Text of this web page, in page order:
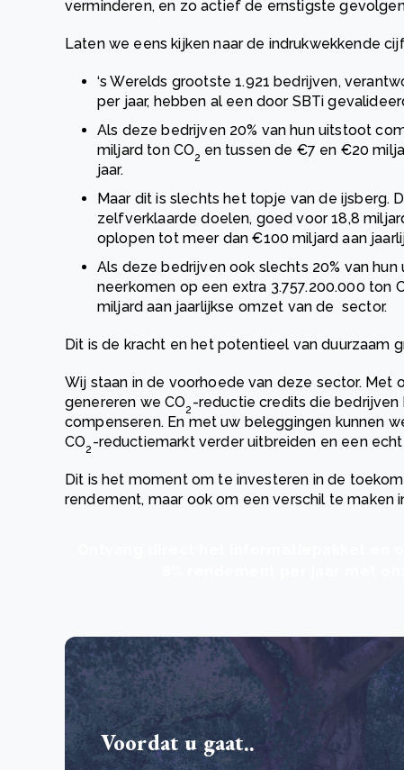
verminderen, en zo actief de ernstigste
Laten we eens kijken naar de indrukwekkende
‘s Werelds grootste 1.921 bedrijven,
per jaar, hebben al een door SBTi
Als deze bedrijven 20% van hun uitstoot
miljard ton CO2 en tussen de €7 en €20
jaar.
Maar dit is slechts het topje van de ijsberg.
zelfverklaarde doelen, goed voor 18,8
oplopen tot meer dan €100 miljard aan
Als deze bedrijven ook slechts 20% van
neerkomen op een extra 3.757.200.000 ton
miljard aan jaarlijkse omzet van de sector.
Dit is de kracht en het potentieel van duurzaam
Wij staan in de voorhoede van deze sector. Met
genereren we CO2 -reductie credits die
compenseren. En met uw beleggingen kunnen
CO2 -reductiemarkt verder uitbreiden en een
Dit is het moment om te investeren in de
rendement, maar ook om een verschil te maken
Voordat u gaat..